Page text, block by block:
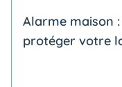
Alarme maison
protéger votre